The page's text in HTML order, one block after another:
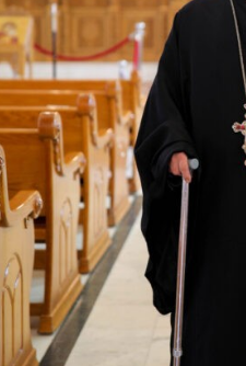
الأخبار
الكنائس
صلاة اليوم